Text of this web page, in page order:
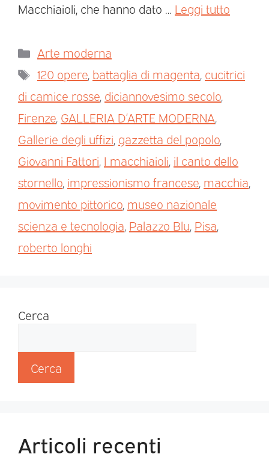
Macchiaioli, che hanno dato … Leggi tutto
Arte moderna
120 opere, battaglia di magenta, cucitrici
di camice rosse, diciannovesimo secolo,
Firenze, GALLERIA D’ARTE MODERNA,
Gallerie degli uffizi, gazzetta del popolo,
Giovanni Fattori, I macchiaioli, il canto dello
stornello, impressionismo francese, macchia,
movimento pittorico, museo nazionale
scienza e tecnologia, Palazzo Blu, Pisa,
roberto longhi
Cerca
Cerca
Articoli recenti